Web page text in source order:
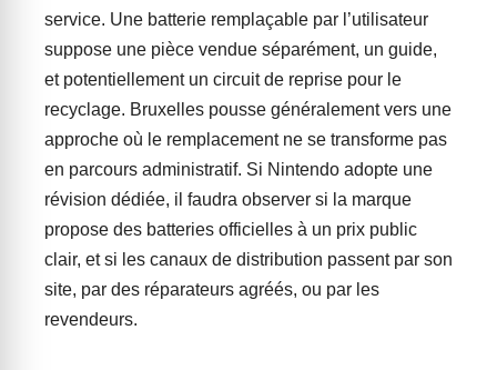
service. Une batterie remplaçable par l’utilisateur
suppose une pièce vendue séparément, un guide,
et potentiellement un circuit de reprise pour le
recyclage. Bruxelles pousse généralement vers une
approche où le remplacement ne se transforme pas
en parcours administratif. Si Nintendo adopte une
révision dédiée, il faudra observer si la marque
propose des batteries officielles à un prix public
clair, et si les canaux de distribution passent par son
site, par des réparateurs agréés, ou par les
revendeurs.